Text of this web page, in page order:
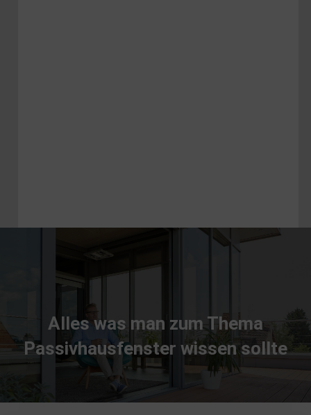
Alles was man zum Thema
Passivhausfenster wissen sollte